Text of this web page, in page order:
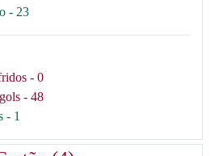
- 23
- 0
- 48
- 1